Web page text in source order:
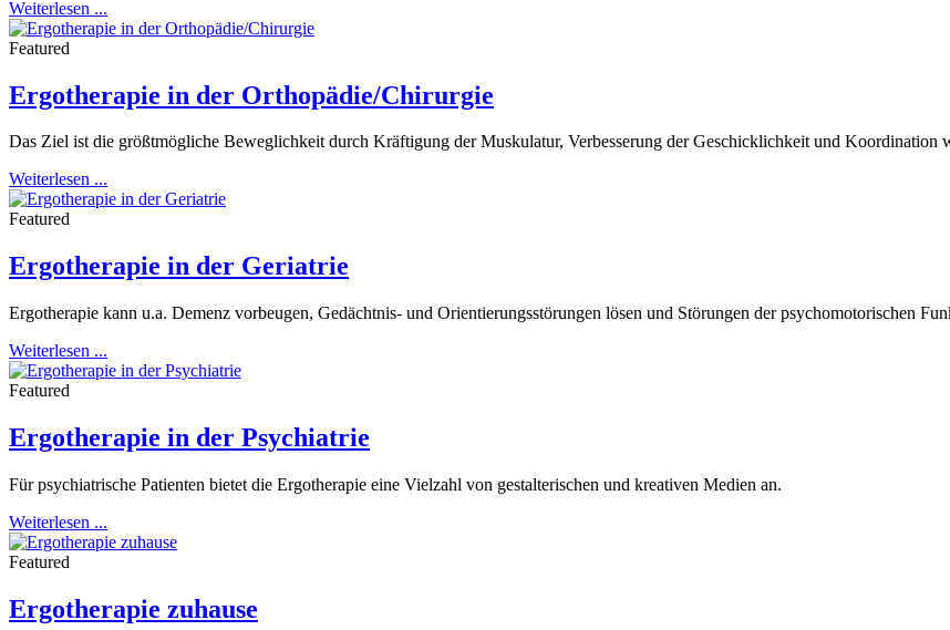
Weiterlesen ...
Featured
Ergotherapie in der Orthopädie/Chirurgie
Das Ziel ist die größtmögliche Beweglichkeit durch Kräftigung der Muskulatur, Verbesserung der Geschicklichkeit und Koordination
Weiterlesen ...
Featured
Ergotherapie in der Geriatrie
Ergotherapie kann u.a. Demenz vorbeugen, Gedächtnis- und Orientierungsstörungen lösen und Störungen der psychomotorischen
Weiterlesen ...
Featured
Ergotherapie in der Psychiatrie
Für psychiatrische Patienten bietet die Ergotherapie eine Vielzahl von gestalterischen und kreativen Medien an.
Weiterlesen ...
Featured
Ergotherapie zuhause